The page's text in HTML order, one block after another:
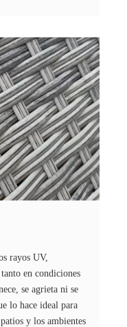
rayos UV,
en condiciones
se agrieta ni se
lo hace ideal para
y los ambientes